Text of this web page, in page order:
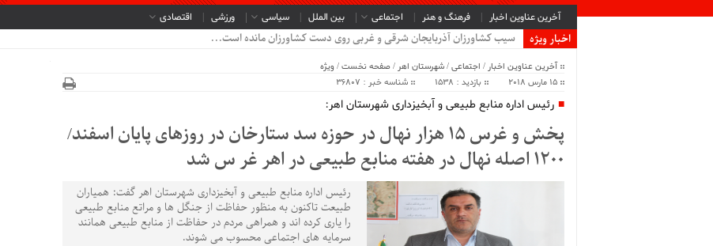
آخرین عناوین اخبار فرهنگ و هنر اجتماعی بین الملل سیاسی ورزشی اقتصادی
اخبار ویژه
سیب کشاورزان آذربایجان شرقی و غربی روی دست کشاورزان مانده است...
آخرین عناوین اخبار / اجتماعی/شهرستان اهر /صفحه نخست/ ویژه
15 مارس 2018
بازدید : 1538 شناسه خبر : 36807
رئیس اداره منابع طبیعی و آبخیزداری شهرستان اهر:
پخش و غرس 15 هزار نهال در حوزه سد ستارخان در روزهای پایان اسفند/
1200 اصله نهال در هفته منابع طبیعی در اهر غر س شد
رئیس اداره منابع طبیعی و آبخیزداری شهرستان اهر گفت: همیاران
طبیعت تاکنون به منظور حفاظت از جنگل ها و مراتع منابع طبیعی
را یاری کرده اند و همراهی مردم در حفاظت از منابع طبیعی همانند
سرمایه های اجتماعی محسوب می شوند.